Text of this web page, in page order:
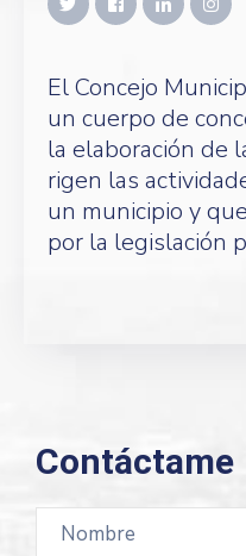
El Concejo
un cuerpo de
la elaboración de
rigen las
un municipio y
por la legislación
Contáctame